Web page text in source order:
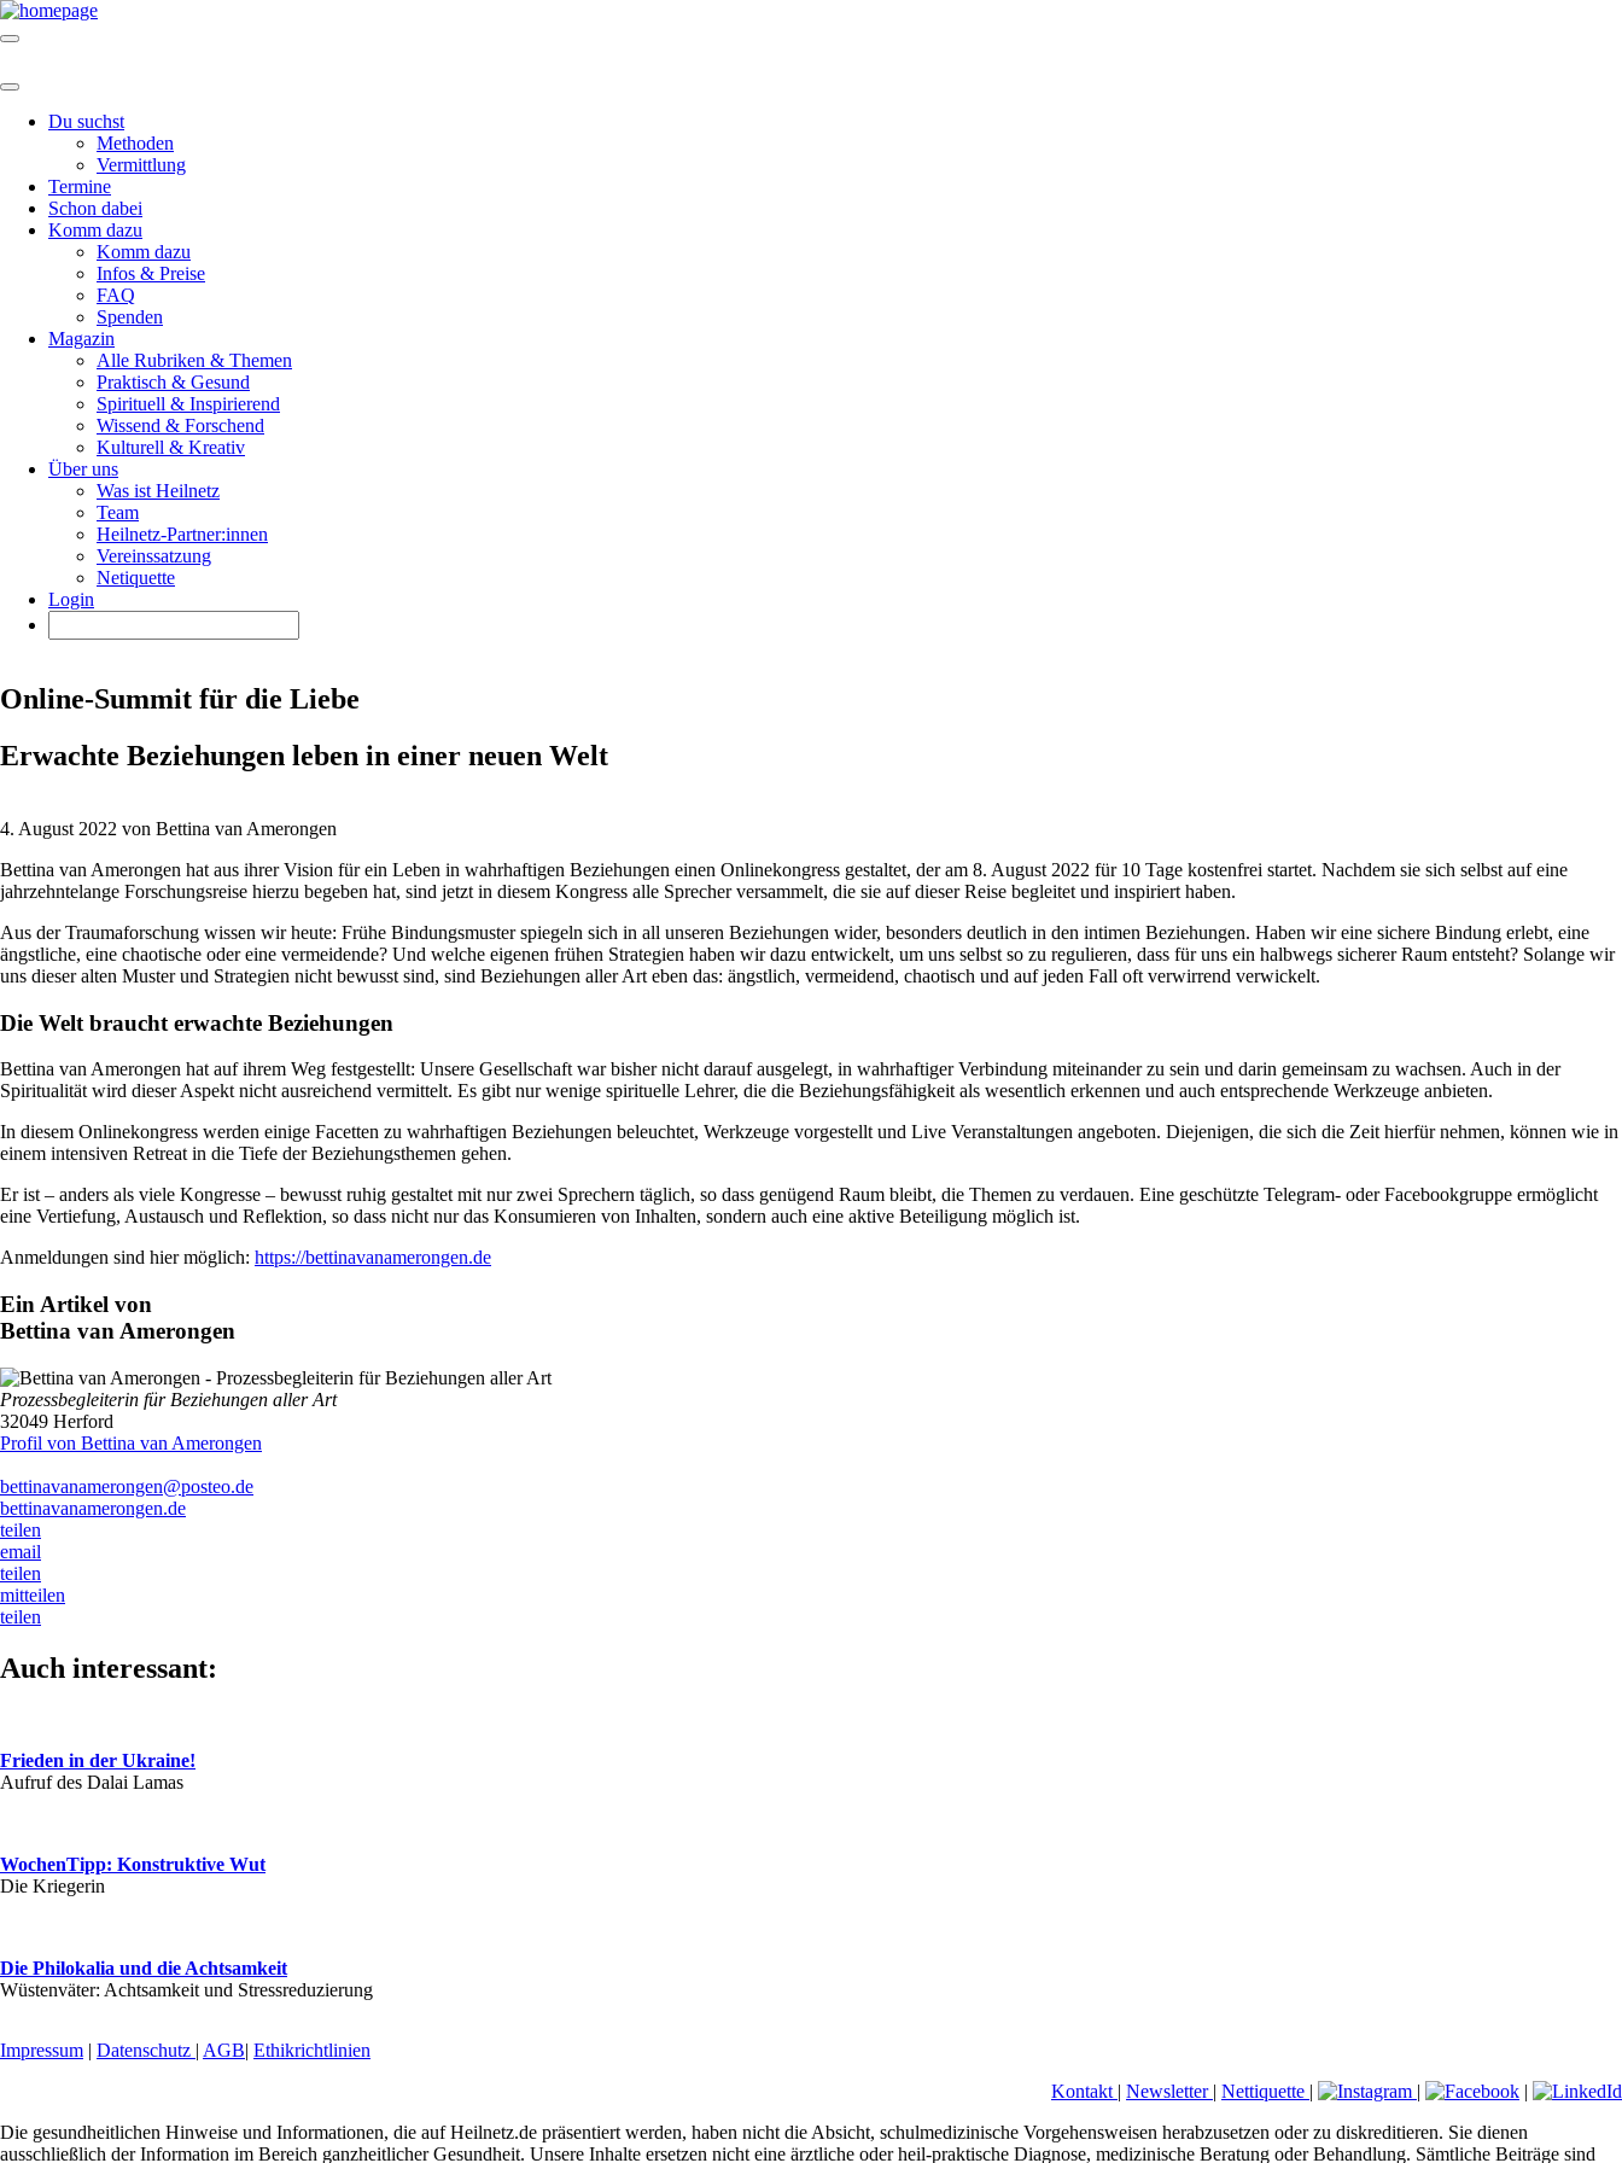
Du suchst
Methoden
Vermittlung
Termine
Schon dabei
Komm dazu
Komm dazu
Infos & Preise
FAQ
Spenden
Magazin
Alle Rubriken & Themen
Praktisch & Gesund
Spirituell & Inspirierend
Wissend & Forschend
Kulturell & Kreativ
Über uns
Was ist Heilnetz
Team
Heilnetz-Partner:innen
Vereinssatzung
Netiquette
Login
Online-Summit für die Liebe
Erwachte Beziehungen leben in einer neuen Welt
4. August 2022 von Bettina van Amerongen
Bettina van Amerongen hat aus ihrer Vision für ein Leben in wahrhaftigen Beziehungen einen Onlinekongress gestaltet, der am 8. August 2022 für 10 Tage kostenfrei startet. Nachdem sie sich selbst auf eine
jahrzehntelange Forschungsreise hierzu begeben hat, sind jetzt in diesem Kongress alle Sprecher versammelt, die sie auf dieser Reise begleitet und inspiriert haben.
Aus der Traumaforschung wissen wir heute: Frühe Bindungsmuster spiegeln sich in all unseren Beziehungen wider, besonders deutlich in den intimen Beziehungen. Haben wir eine sichere Bindung erlebt, eine
ängstliche, eine chaotische oder eine vermeidende? Und welche eigenen frühen Strategien haben wir dazu entwickelt, um uns selbst so zu regulieren, dass für uns ein halbwegs sicherer Raum entsteht? Solange wir
uns dieser alten Muster und Strategien nicht bewusst sind, sind Beziehungen aller Art eben das: ängstlich, vermeidend, chaotisch und auf jeden Fall oft verwirrend verwickelt.
Die Welt braucht erwachte Beziehungen
Bettina van Amerongen hat auf ihrem Weg festgestellt: Unsere Gesellschaft war bisher nicht darauf ausgelegt, in wahrhaftiger Verbindung miteinander zu sein und darin gemeinsam zu wachsen. Auch in der
Spiritualität wird dieser Aspekt nicht ausreichend vermittelt. Es gibt nur wenige spirituelle Lehrer, die die Beziehungsfähigkeit als wesentlich erkennen und auch entsprechende Werkzeuge anbieten.
In diesem Onlinekongress werden einige Facetten zu wahrhaftigen Beziehungen beleuchtet, Werkzeuge vorgestellt und Live Veranstaltungen angeboten. Diejenigen, die sich die Zeit hierfür nehmen, können wie in
einem intensiven Retreat in die Tiefe der Beziehungsthemen gehen.
Er ist – anders als viele Kongresse – bewusst ruhig gestaltet mit nur zwei Sprechern täglich, so dass genügend Raum bleibt, die Themen zu verdauen. Eine geschützte Telegram- oder Facebookgruppe ermöglicht
eine Vertiefung, Austausch und Reflektion, so dass nicht nur das Konsumieren von Inhalten, sondern auch eine aktive Beteiligung möglich ist.
Anmeldungen sind hier möglich: https://bettinavanamerongen.de
Ein Artikel von
Bettina van Amerongen
Prozessbegleiterin für Beziehungen aller Art
32049 Herford
Profil von Bettina van Amerongen
bettinavanamerongen@posteo.de
bettinavanamerongen.de
teilen
email
teilen
mitteilen
teilen
Auch interessant:
Frieden in der Ukraine!
Aufruf des Dalai Lamas
WochenTipp: Konstruktive Wut
Die Kriegerin
Die Philokalia und die Achtsamkeit
Wüstenväter: Achtsamkeit und Stressreduzierung
Impressum | Datenschutz | AGB| Ethikrichtlinien
Kontakt | Newsletter | Nettiquette | |
|
Die gesundheitlichen Hinweise und Informationen, die auf Heilnetz.de präsentiert werden, haben nicht die Absicht, schulmedizinische Vorgehensweisen herabzusetzen oder zu diskreditieren. Sie dienen
ausschließlich der Information im Bereich ganzheitlicher Gesundheit. Unsere Inhalte ersetzen nicht eine ärztliche oder heil-praktische Diagnose, medizinische Beratung oder Behandlung. Sämtliche Beiträge sind